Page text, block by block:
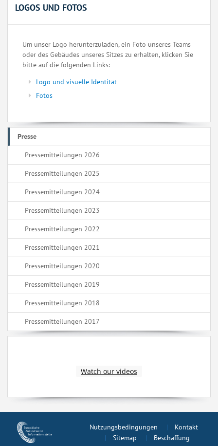
LOGOS UND FOTOS
Um unser Logo herunterzuladen, ein Foto unseres Teams
oder des Gebäudes unseres Sitzes zu erhalten, klicken Sie
bitte auf die folgenden Links:
Logo und visuelle Identität
Fotos
Presse
Pressemitteilungen 2026
Pressemitteilungen 2025
Pressemitteilungen 2024
Pressemitteilungen 2023
Pressemitteilungen 2022
Pressemitteilungen 2021
Pressemitteilungen 2020
Pressemitteilungen 2019
Pressemitteilungen 2018
Pressemitteilungen 2017
Watch our videos
Nutzungsbedingungen
Kontakt
Sitemap
Beschaffung